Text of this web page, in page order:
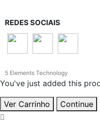
REDES SOCIAIS
5 Elements Technology
You've just added this
Ver Carrinho Continue